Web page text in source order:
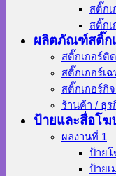
สติ๊ก
สติ๊ก
ผลิตภัณฑ์สติ๊ก
สติ๊กเกอร์ติ
สติ๊กเกอร์เ
สติ๊กเกอร์กิ
ร้านค้า / ธุร
ป้ายและสื่อโ
ผลงานที่ 1
ป้าย
ป้ายเ